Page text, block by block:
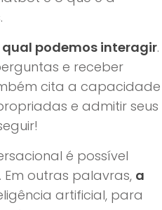
podemos interagir.
e receber
cita a capacidade
e admitir seus
é possível
outras palavras, a
artificial, para